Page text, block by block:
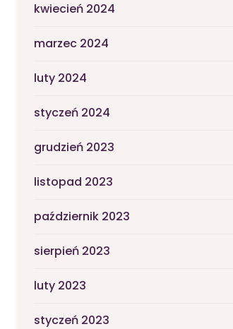
kwiecień 2024
marzec 2024
luty 2024
styczeń 2024
grudzień 2023
listopad 2023
październik 2023
sierpień 2023
luty 2023
styczeń 2023